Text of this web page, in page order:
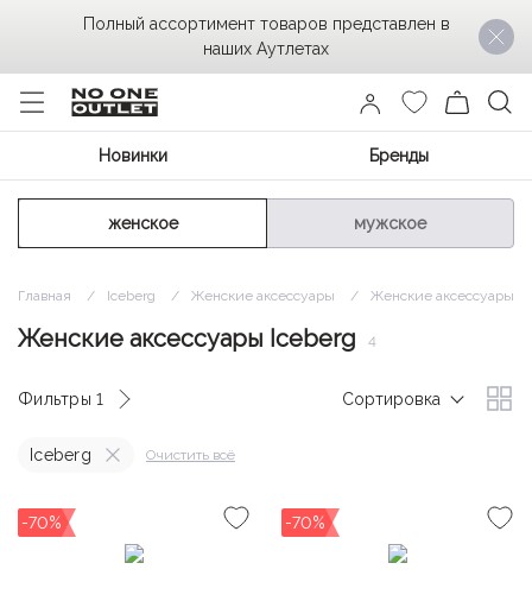
Новинки Бренды
женское мужское
Главная Iceberg Женские аксессуары Женские аксессуары
Женские аксессуары Iceberg 4
Фильтры 1 Сортировка
Iceberg Очистить всё
-70% -70%
Полный ассортимент товаров представлен в
наших Аутлетах